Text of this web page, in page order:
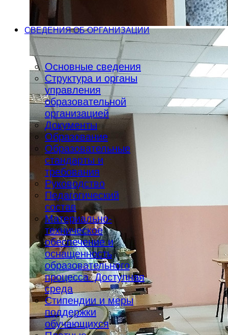
СВЕДЕНИЯ ОБ ОРГАНИЗАЦИИ
Основные сведения
Структура и органы
управления
образовательной
организацией
Документы
Образование
Образовательные
стандарты и
требования
Руководство
Педагогический
состав
Материально-
техническое
обеспечение и
оснащенность
образовательного
процесса. Доступная
среда
Стипендии и меры
поддержки
обучающихся